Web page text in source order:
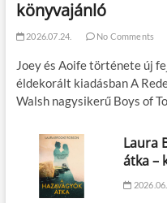
könyvajánló
2026.07.24. No Comments
Joey és Aoife története új
éldekorált kiadásban A
Walsh nagysikerű Boys of
Laura
átka –